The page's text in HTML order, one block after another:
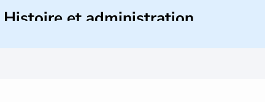
Histoire et administration